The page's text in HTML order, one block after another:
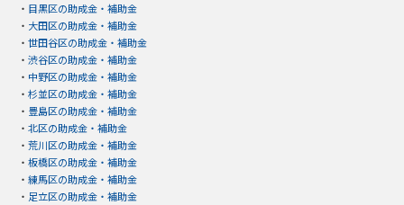
・ 目黒区の助成金・補助金
・ 大田区の助成金・補助金
・ 世田谷区の助成金・補助金
・ 渋谷区の助成金・補助金
・ 中野区の助成金・補助金
・ 杉並区の助成金・補助金
・ 豊島区の助成金・補助金
・ 北区の助成金・補助金
・ 荒川区の助成金・補助金
・ 板橋区の助成金・補助金
・ 練馬区の助成金・補助金
・ 足立区の助成金・補助金